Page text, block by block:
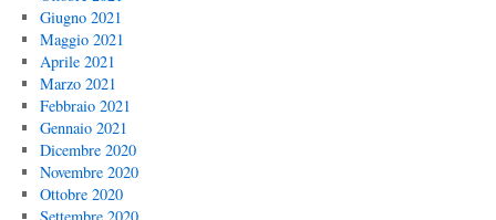
Giugno 2021
Maggio 2021
Aprile 2021
Marzo 2021
Febbraio 2021
Gennaio 2021
Dicembre 2020
Novembre 2020
Ottobre 2020